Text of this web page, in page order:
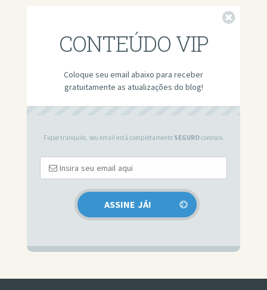
CONTEÚDO VIP
Coloque seu email abaixo para receber
gratuitamente as atualizações do blog!
Fique tranquilo, seu email está completamente SEGUROconosco.